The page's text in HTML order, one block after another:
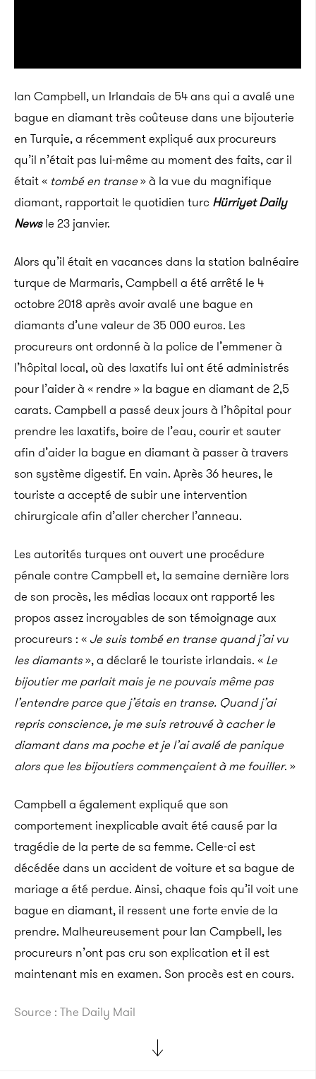
Ian Campbell, un Irlandais de 54 ans qui a avalé une
bague en diamant très coûteuse dans une bijouterie
en Turquie, a récemment expliqué aux procureurs
qu’il n’était pas lui-même au moment des faits, car il
était « tombé en transe» à la vue du magnifique
diamant, rapportait le quotidien turc Hürriyet Daily
Newsle 23 janvier.
Alors qu’il était en vacances dans la station balnéaire
turque de Marmaris, Campbell a été arrêté le 4
octobre 2018 après avoir avalé une bague en
diamants d’une valeur de 35 000 euros. Les
procureurs ont ordonné à la police de l’emmener à
l’hôpital local, où des laxatifs lui ont été administrés
pour l’aider à « rendre » la bague en diamant de 2,5
carats. Campbell a passé deux jours à l’hôpital pour
prendre les laxatifs, boire de l’eau, courir et sauter
afin d’aider la bague en diamant à passer à travers
son système digestif. En vain. Après 36 heures, le
touriste a accepté de subir une intervention
chirurgicale afin d’aller chercher l’anneau.
Les autorités turques ont ouvert une procédure
pénale contre Campbell et, la semaine dernière lors
de son procès, les médias locaux ont rapporté les
propos assez incroyables de son témoignage aux
procureurs : « Je suis tombé en transe quand j’ai vu
les diamants», a déclaré le touriste irlandais. « Le
bijoutier me parlait mais je ne pouvais même pas
l’entendre parce que j’étais en transe. Quand j’ai
repris conscience, je me suis retrouvé à cacher le
diamant dans ma poche et je l’ai avalé de panique
alors que les bijoutiers commençaient à me fouiller. »
Campbell a également expliqué que son
comportement inexplicable avait été causé par la
tragédie de la perte de sa femme. Celle-ci est
décédée dans un accident de voiture et sa bague de
mariage a été perdue. Ainsi, chaque fois qu’il voit une
bague en diamant, il ressent une forte envie de la
prendre. Malheureusement pour Ian Campbell, les
procureurs n’ont pas cru son explication et il est
maintenant mis en examen. Son procès est en cours.
Source : The Daily Mail